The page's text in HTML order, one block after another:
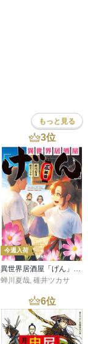
もっと見る
3位
今週入荷
蝉川夏哉 碓井ツカサ
6位